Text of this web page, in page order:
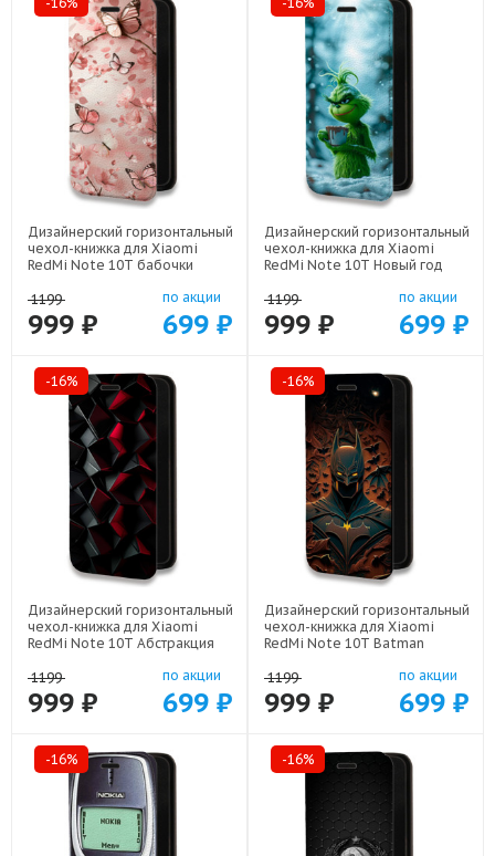
Дизайнерский горизонтальный
чехол-книжка для Xiaomi
RedMi Note 10T бабочки
1199
999 ₽
по акции
699 ₽
Дизайнерский горизонтальный
чехол-книжка для Xiaomi
RedMi Note 10T Новый год
1199
999 ₽
по акции
699 ₽
-16%
Дизайнерский горизонтальный
чехол-книжка для Xiaomi
RedMi Note 10T Абстракция
1199
999 ₽
по акции
699 ₽
-16%
Дизайнерский горизонтальный
чехол-книжка для Xiaomi
RedMi Note 10T Batman
1199
999 ₽
по акции
699 ₽
-16% -16%